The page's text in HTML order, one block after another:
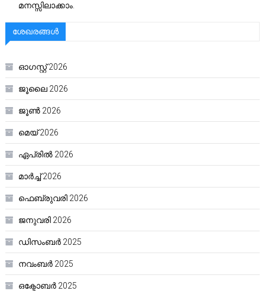
മനസ്സിലാക്കാം.
ശേഖരങ്ങൾ
ഓഗസ്റ്റ്‌ 2026
ജൂലൈ 2026
ജൂൺ 2026
മെയ്‌ 2026
ഏപ്രിൽ 2026
മാർച്ച്‌ 2026
ഫെബ്രുവരി 2026
ജനുവരി 2026
ഡിസംബർ 2025
നവംബർ 2025
ഒക്ടോബർ 2025